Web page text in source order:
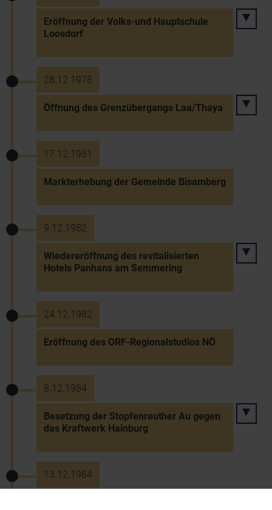
Eröffnung der Volks-und Hauptschule
Loosdorf
28.12.1978
Öffnung des Grenzübergangs Laa/Thaya
17.12.1981
Markterhebung der Gemeinde Bisamberg
9.12.1982
Wiedereröffnung des revitalisierten
Hotels Panhans am Semmering
24.12.1982
Eröffnung des ORF-Regionalstudios NÖ
8.12.1984
Besetzung der Stopfenreuther Au gegen
das Kraftwerk Hainburg
13.12.1984